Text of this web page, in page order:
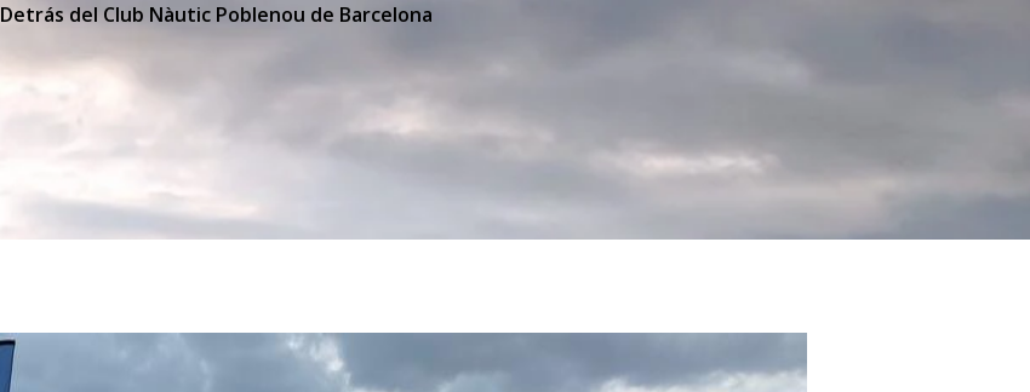
Detrás del Club Nàutic Poblenou de Barcelona